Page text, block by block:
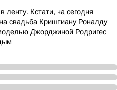
ленту. Кстати, на сегодня
свадьба Криштиану Роналду
Джорджиной Родригес